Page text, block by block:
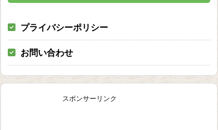
プライバシーポリシー
お問い合わせ
スポンサーリンク